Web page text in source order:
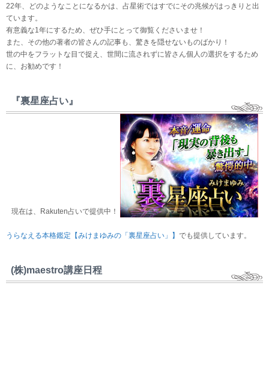
22年、どのようなことになるかは、占星術ではすでにその兆候がはっきりと出
ています。
有意義な1年にするため、ぜひ手にとって御覧くださいませ！
また、その他の著者の皆さんの記事も、驚きを隠せないものばかり！
世の中をフラットな目で捉え、世間に流されずに皆さん個人の選択をするため
に、お勧めです！
『裏星座占い』
現在は、Rakuten占いで提供中！
うらなえる本格鑑定【みけまゆみの「裏星座占い」】 でも提供しています。
(株)maestro講座日程